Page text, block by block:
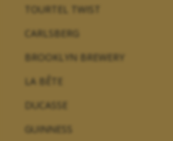
TOURTEL TWIST
CARLSBERG
BROOKLYN BREWERY
LA BÊTE
DUCASSE
GUINNESS